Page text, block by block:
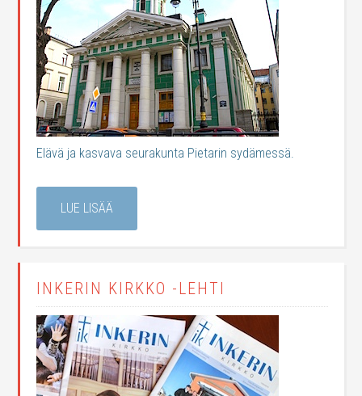
Elävä ja kasvava seurakunta Pietarin sydämessä.
LUE LISÄÄ
INKERIN KIRKKO -LEHTI